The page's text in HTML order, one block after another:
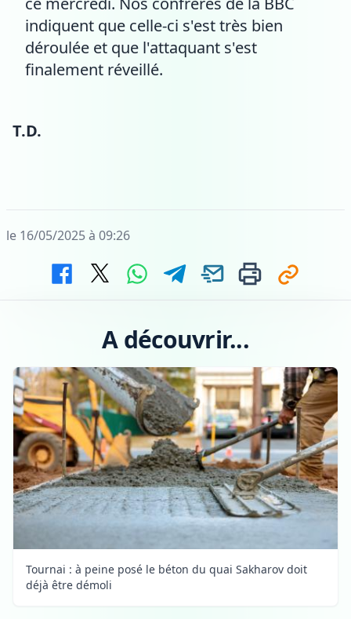
indiquent que celle-ci s'est très bien
déroulée et que l'attaquant s'est
finalement réveillé.
T.D.
le 16/05/2025 à 09:26
A découvrir...
Tournai : à peine posé le béton du quai Sakharov doit
déjà être démoli